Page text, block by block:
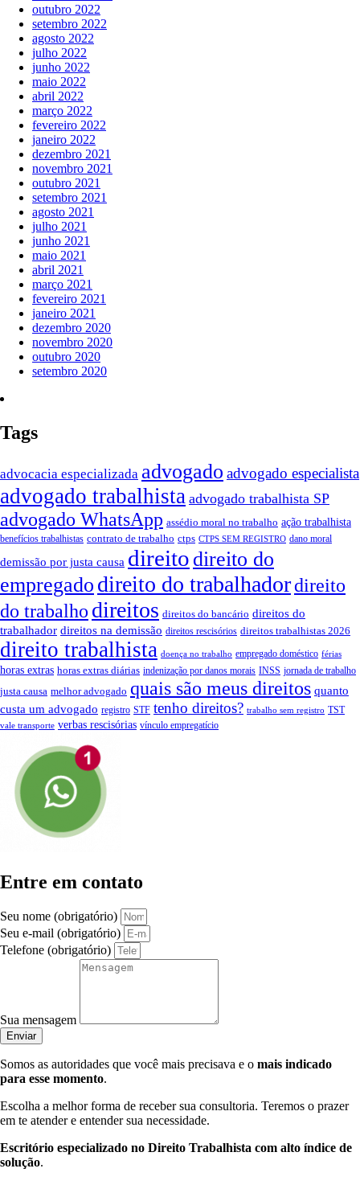
outubro 2022
setembro 2022
agosto 2022
julho 2022
junho 2022
maio 2022
abril 2022
março 2022
fevereiro 2022
janeiro 2022
dezembro 2021
novembro 2021
outubro 2021
setembro 2021
agosto 2021
julho 2021
junho 2021
maio 2021
abril 2021
março 2021
fevereiro 2021
janeiro 2021
dezembro 2020
novembro 2020
outubro 2020
setembro 2020
Tags
advocacia especializada advogado advogado especialista
advogado trabalhista advogado trabalhista SP
advogado WhatsApp assédio moral no trabalho ação trabalhista
benefícios trabalhistas contrato de trabalho ctps CTPS SEM REGISTRO dano moral
demissão por justa causa direito direito do
empregado direito do trabalhadordireito
do trabalho direitos direitos do bancário direitos do
trabalhador direitos na demissão direitos rescisórios direitos trabalhistas 2026
direito trabalhista doença no trabalho empregado doméstico férias
horas extras horas extras diárias indenização por danos morais INSS jornada de trabalho
justa causa melhor advogado quais são meus direitos quanto
custa um advogado registro STF tenho direitos? trabalho sem registro TST
vale transporte verbas rescisórias vínculo empregatício
Entre em contato
Seu nome (obrigatório)
Seu e-mail (obrigatório)
Telefone (obrigatório)
Sua mensagem
Enviar
Somos as autoridades que você mais precisava e o mais indicado
para esse momento.
Escolha a melhor forma de receber sua consultoria. Teremos o prazer
em te atender e entender sua necessidade.
Escritório especializado no Direito Trabalhista com alto índice de
solução.